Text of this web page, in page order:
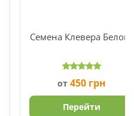
Семена Клевера Белого
от 450 грн
Перейти